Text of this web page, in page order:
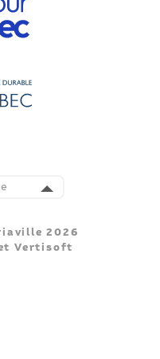
2026
Vertisoft